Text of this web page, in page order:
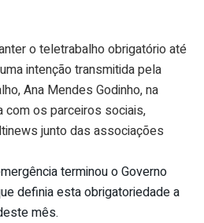
o teletrabalho obrigatório até
intenção transmitida pela
Ana Mendes Godinho, na
com os parceiros sociais,
junto das associações
terminou o Governo
definia esta obrigatoriedade a
mês.